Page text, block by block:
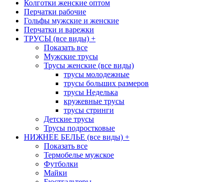
Колготки женские оптом
Перчатки рабочие
Гольфы мужские и женские
Перчатки и варежки
ТРУСЫ (все виды) +
Показать все
Мужские трусы
Трусы женские (все виды)
трусы молодежные
трусы больших размеров
трусы Неделька
кружевные трусы
трусы стринги
Детские трусы
Трусы подростковые
НИЖНЕЕ БЕЛЬЕ (все виды) +
Показать все
Термобелье мужское
Футболки
Майки